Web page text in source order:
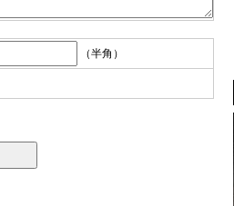
（半角）